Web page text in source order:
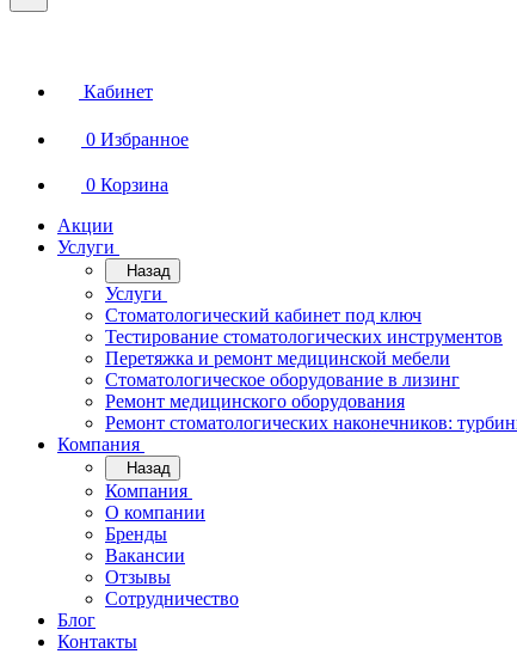
Кабинет
0 Избранное
0 Корзина
Акции
Услуги
Назад
Услуги
Стоматологический кабинет под ключ
Тестирование стоматологических инструментов
Перетяжка и ремонт медицинской мебели
Стоматологическое оборудование в лизинг
Ремонт медицинского оборудования
Ремонт стоматологических наконечников:
Компания
Назад
Компания
О компании
Бренды
Вакансии
Отзывы
Сотрудничество
Блог
Контакты